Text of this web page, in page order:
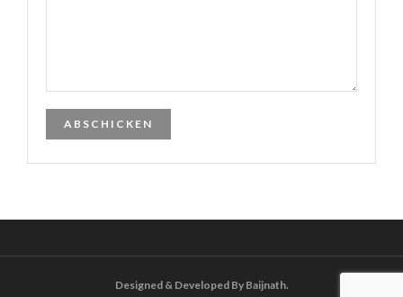
Designed & Developed By Baijnath.